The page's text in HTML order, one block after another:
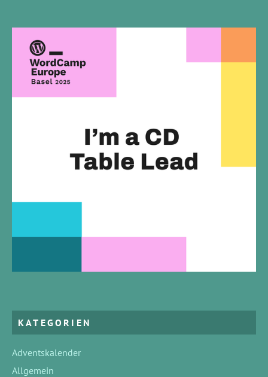
KATEGORIEN
Adventskalender
Allgemein